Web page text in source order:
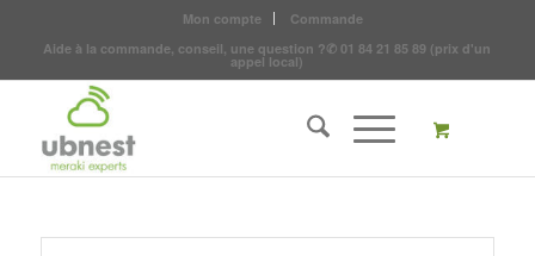
Mon compte
Commande
Aide à la commande, conseil, une question ?✆ 01 84 21 85 89 (prix d'un
appel local)